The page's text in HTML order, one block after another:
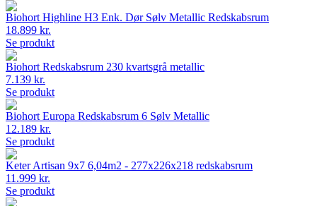
Biohort Highline H3 Enk. Dør Sølv Metallic Redskabsrum
18.899 kr.
Se produkt
Biohort Redskabsrum 230 kvartsgrå metallic
7.139 kr.
Se produkt
Biohort Europa Redskabsrum 6 Sølv Metallic
12.189 kr.
Se produkt
Keter Artisan 9x7 6,04m2 - 277x226x218 redskabsrum
11.999 kr.
Se produkt